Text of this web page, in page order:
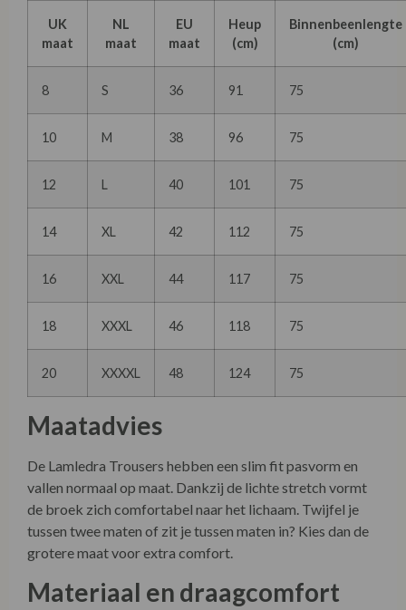
UK
maat
NL
maat
EU
maat
Heup
(cm)
Binnenbeenlengte
(cm)
8 S 36 91 75
10 M 38 96 75
12 L 40 101 75
14 XL 42 112 75
16 XXL 44 117 75
18 XXXL 46 118 75
20 XXXXL 48 124 75
Maatadvies
De Lamledra Trousers hebben een slim fit pasvorm en
vallen normaal op maat. Dankzij de lichte stretch vormt
de broek zich comfortabel naar het lichaam. Twijfel je
tussen twee maten of zit je tussen maten in? Kies dan de
grotere maat voor extra comfort.
Materiaal en draagcomfort